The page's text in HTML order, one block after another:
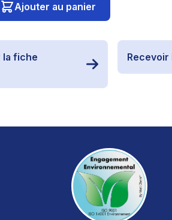
Ajouter au panier
la fiche